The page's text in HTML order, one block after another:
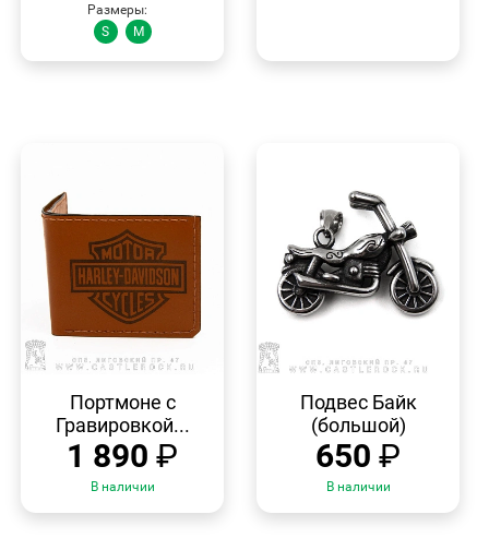
Размеры:
S
M
ПРОСМОТР
Портмоне с
Гравировкой...
1 890 ₽
В наличии
ПРОСМОТР
Подвес Байк
(большой)
650 ₽
В наличии